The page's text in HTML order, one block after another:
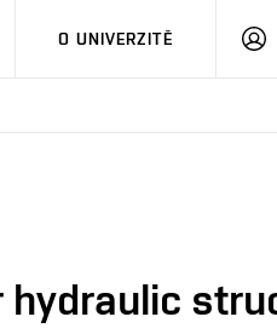
O UNIVERZITĚ
hydraulic